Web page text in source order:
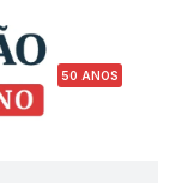
50 ANOS